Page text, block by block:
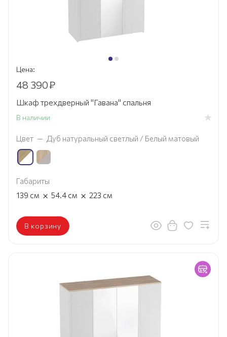
Цена:
48 390₽
Шкаф трехдверный "Гавана" спальня
В наличии
Цвет — Дуб натуральный светлый / Белый матовый
Габариты
139 см × 54.4 см × 223 см
В корзину